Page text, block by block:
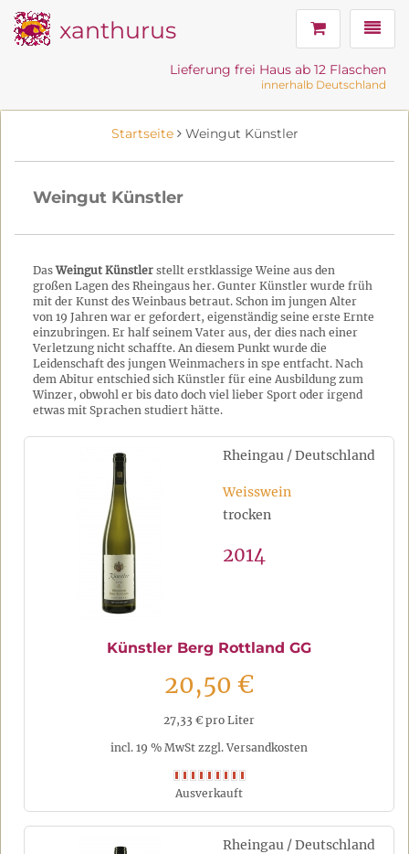
xanthurus
Lieferung frei Haus ab 12 Flaschen
innerhalb Deutschland
Startseite Weingut Künstler
Weingut Künstler
DasWeingut Künstler stellt erstklassige Weine aus den
großen Lagen des Rheingaus her. Gunter Künstler wurde früh
mit der Kunst des Weinbaus betraut. Schon im jungen Alter
von 19 Jahren war er gefordert, eigenständig seine erste Ernte
einzubringen. Er half seinem Vater aus, der dies nach einer
Verletzung nicht schaffte. An diesem Punkt wurde die
Leidenschaft des jungen Weinmachers in spe entfacht. Nach
dem Abitur entschied sich Künstler für eine Ausbildung zum
Winzer, obwohl er bis dato doch viel lieber Sport oder irgend
etwas mit Sprachen studiert hätte.
Rheingau / Deutschland
Weisswein
trocken
2014
Künstler Berg Rottland GG
20,50 €
27,33 € pro Liter
incl. 19 % MwSt zzgl. Versandkosten
Ausverkauft
Rheingau / Deutschland